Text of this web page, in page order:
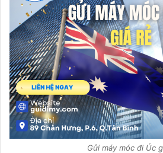
Gửi máy móc đi Úc